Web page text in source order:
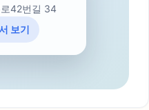
42번길 34
보기